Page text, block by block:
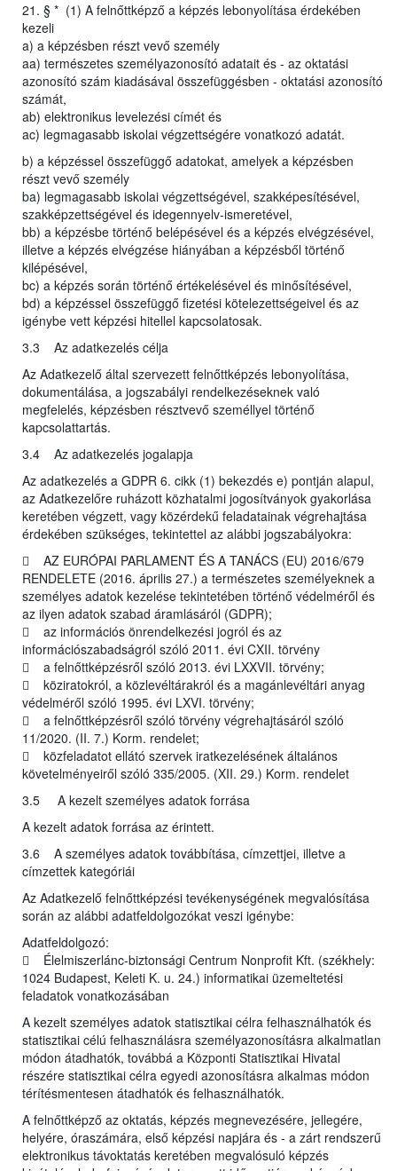
21. § * (1) A felnőttképző a képzés lebonyolítása érdekében
kezeli
a) a képzésben részt vevő személy
aa) természetes személyazonosító adatait és - az oktatási
azonosító szám kiadásával összefüggésben - oktatási azonosító
számát,
ab) elektronikus levelezési címét és
ac) legmagasabb iskolai végzettségére vonatkozó adatát.
b) a képzéssel összefüggő adatokat, amelyek a képzésben
részt vevő személy
ba) legmagasabb iskolai végzettségével, szakképesítésével,
szakképzettségével és idegennyelv-ismeretével,
bb) a képzésbe történő belépésével és a képzés elvégzésével,
illetve a képzés elvégzése hiányában a képzésből történő
kilépésével,
bc) a képzés során történő értékelésével és minősítésével,
bd) a képzéssel összefüggő fizetési kötelezettségeivel és az
igénybe vett képzési hitellel kapcsolatosak.
3.3 Az adatkezelés célja
Az Adatkezelő által szervezett felnőttképzés lebonyolítása,
dokumentálása, a jogszabályi rendelkezéseknek való
megfelelés, képzésben résztvevő személlyel történő
kapcsolattartás.
3.4 Az adatkezelés jogalapja
Az adatkezelés a GDPR 6. cikk (1) bekezdés e) pontján alapul,
az Adatkezelőre ruházott közhatalmi jogosítványok gyakorlása
keretében végzett, vagy közérdekű feladatainak végrehajtása
érdekében szükséges, tekintettel az alábbi jogszabályokra:
 AZ EURÓPAI PARLAMENT ÉS A TANÁCS (EU) 2016/679
RENDELETE (2016. április 27.) a természetes személyeknek a
személyes adatok kezelése tekintetében történő védelméről és
az ilyen adatok szabad áramlásáról (GDPR);
 az információs önrendelkezési jogról és az
információszabadságról szóló 2011. évi CXII. törvény
 a felnőttképzésről szóló 2013. évi LXXVII. törvény;
 köziratokról, a közlevéltárakról és a magánlevéltári anyag
védelméről szóló 1995. évi LXVI. törvény;
 a felnőttképzésről szóló törvény végrehajtásáról szóló
11/2020. (II. 7.) Korm. rendelet;
 közfeladatot ellátó szervek iratkezelésének általános
követelményeiről szóló 335/2005. (XII. 29.) Korm. rendelet
3.5 A kezelt személyes adatok forrása
A kezelt adatok forrása az érintett.
3.6 A személyes adatok továbbítása, címzettjei, illetve a
címzettek kategóriái
Az Adatkezelő felnőttképzési tevékenységének megvalósítása
során az alábbi adatfeldolgozókat veszi igénybe:
Adatfeldolgozó:
 Élelmiszerlánc-biztonsági Centrum Nonprofit Kft. (székhely:
1024 Budapest, Keleti K. u. 24.) informatikai üzemeltetési
feladatok vonatkozásában
A kezelt személyes adatok statisztikai célra felhasználhatók és
statisztikai célú felhasználásra személyazonosításra alkalmatlan
módon átadhatók, továbbá a Központi Statisztikai Hivatal
részére statisztikai célra egyedi azonosításra alkalmas módon
térítésmentesen átadhatók és felhasználhatók.
A felnőttképző az oktatás, képzés megnevezésére, jellegére,
helyére, óraszámára, első képzési napjára és - a zárt rendszerű
elektronikus távoktatás keretében megvalósuló képzés